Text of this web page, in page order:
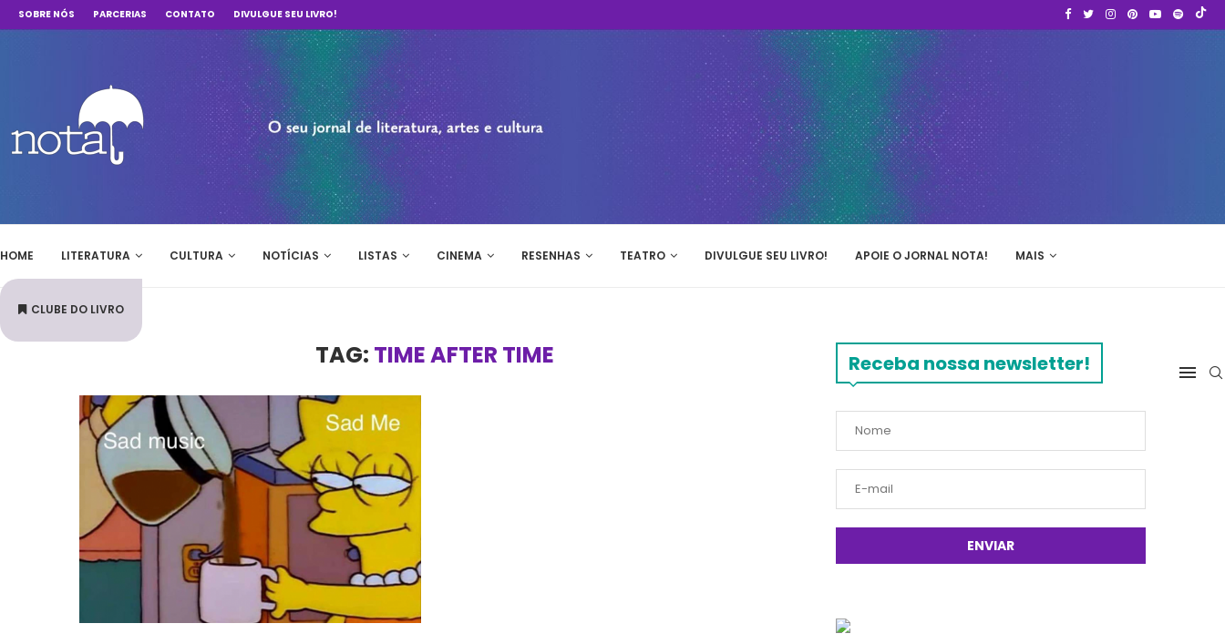
SOBRE NÓS PARCERIAS CONTATO DIVULGUE SEU LIVRO!
HOME LITERATURA CULTURA NOTÍCIAS LISTAS CINEMA RESENHAS TEATRO DIVULGUE SEU LIVRO! APOIE O JORNAL NOTA! MAIS
CLUBE DO LIVRO
TAG: TIME AFTER TIME Receba nossa newsletter!